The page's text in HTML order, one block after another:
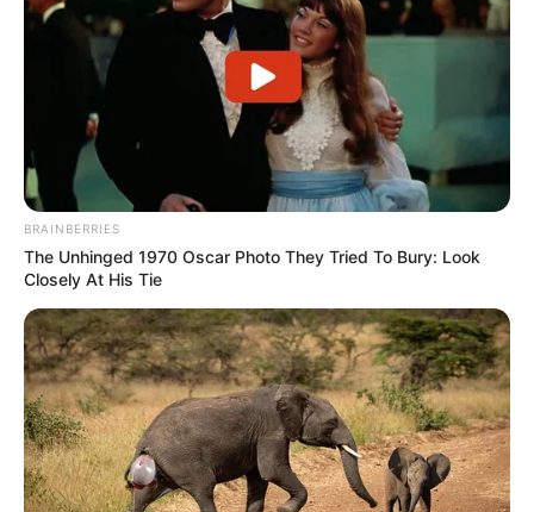
BRAINBERRIES
The Unhinged 1970 Oscar Photo They Tried To Bury: Look
Closely At His Tie